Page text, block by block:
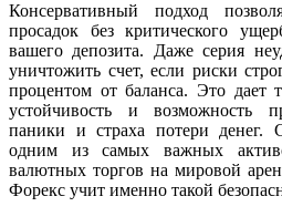
Консервативный подход
просадок без критического
вашего депозита. Даже серия
уничтожить счет, если риски
процентом от баланса. Это дает
устойчивость и возможность
паники и страха потери денег.
одним из самых важных
валютных торгов на мировой
Форекс учит именно такой